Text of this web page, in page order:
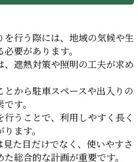
を行う際には、地域の気候や生
要があります。
、遮熱対策や照明の工夫が求め
とから駐車スペースや出入りの
す。
うことで、利用しやすく長く
ます。
見た目だけでなく、使いやすさ
総合的な計画が重要です。